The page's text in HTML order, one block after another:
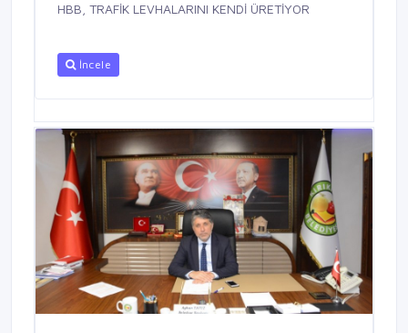
HBB, TRAFİK LEVHALARINI KENDİ ÜRETİYOR
İncele